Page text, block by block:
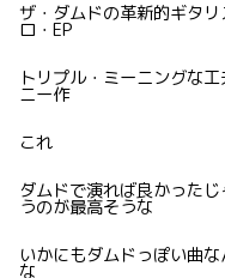
ザ・ダムドの革新的ギタ
ロ・EP
トリプル・ミーニングな
ニー作
これ
ダムドで演れば良かった
うのが最高そうな
いかにもダムドっぽい曲
な